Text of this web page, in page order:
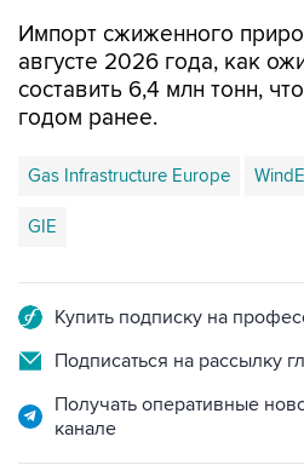
Импорт сжиженного
августе 2026 года, как
составить 6,4 млн тонн,
годом ранее.
Gas Infrastructure Europe
GIE
Купить подписку на
Подписаться на рассылку
Получать оперативные
канале